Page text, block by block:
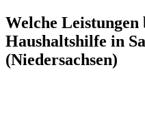
Welche
Haushaltshilfe in
(Niedersachsen)